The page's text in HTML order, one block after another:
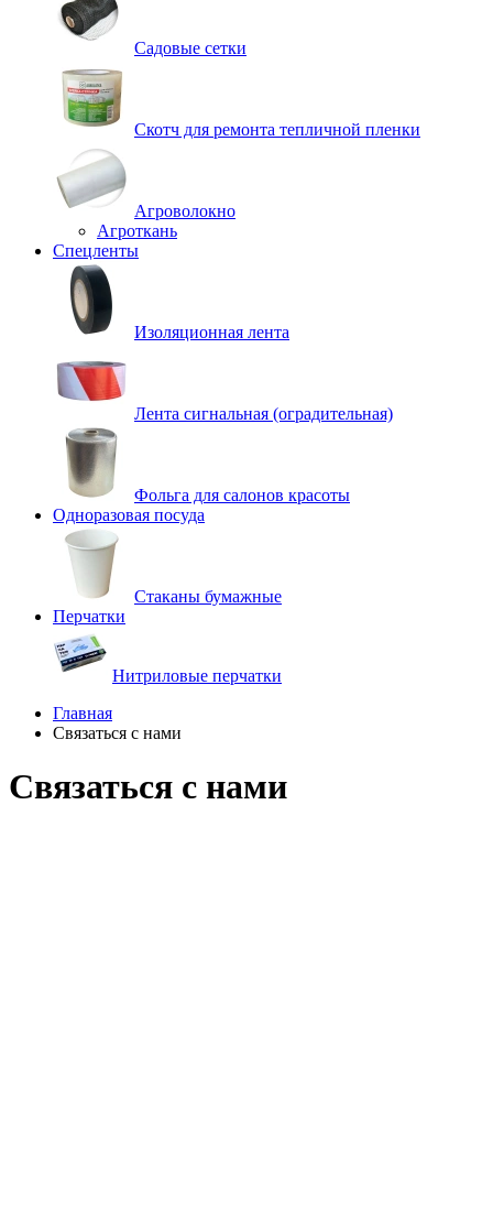
Садовые сетки
Скотч для ремонта тепличной пленки
Агроволокно
Агроткань
Спецленты
Изоляционная лента
Лента сигнальная (оградительная)
Фольга для салонов красоты
Одноразовая посуда
Стаканы бумажные
Перчатки
Нитриловые перчатки
Главная
Связаться с нами
Связаться с нами